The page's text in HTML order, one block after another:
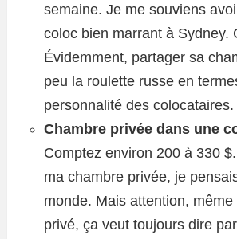
semaine. Je me souviens
coloc bien marrant à Sydney.
Évidemment, partager sa
peu la roulette russe en
personnalité des colocataires.
Chambre privée dans une
Comptez environ 200 à 330
ma chambre privée, je
monde. Mais attention, même
privé, ça veut toujours dire